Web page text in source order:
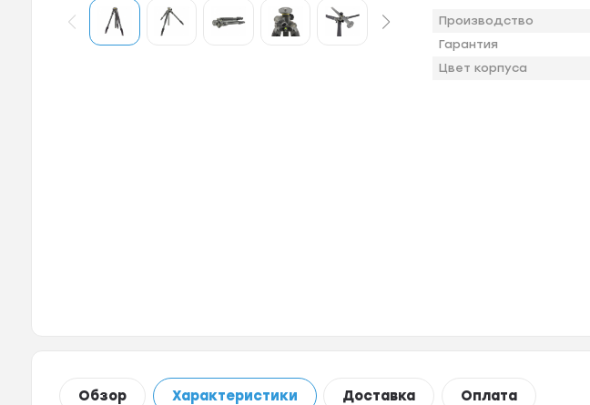
Производство
Гарантия
Цвет корпуса
Обзор Характеристики Доставка Оплата